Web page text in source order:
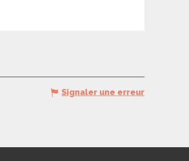
Signaler une erreur